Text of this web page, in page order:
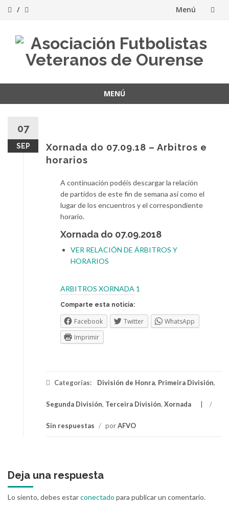
Menú
contenido
MENÚ
contenido
07
SEP
Xornada do 07.09.18 – Arbitros e
horarios
A continuación podéis descargar la relación
de partidos de este fin de semana así como el
lugar de los encuentros y el correspondiente
horario.
Xornada do 07.09.2018
VER RELACIÓN DE ÁRBITROS Y
HORARIOS
ARBITROS XORNADA 1
Comparte esta noticia:
Facebook Twitter
WhatsApp
Imprimir
Categorías: División de Honra, Primeira División,
Segunda División, Terceira División, Xornada /
Sin respuestas / porAFVO
Deja una respuesta
Lo siento, debes estarconectado para publicar un comentario.